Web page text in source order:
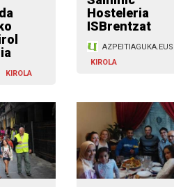
KIROLA
Hosteleria
ISBrentzat
AZPEITIAGUKA.EUS
KIROLA